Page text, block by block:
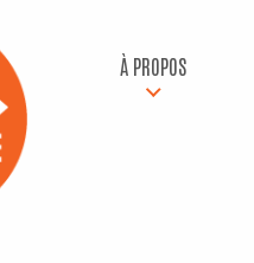
À PROPOS